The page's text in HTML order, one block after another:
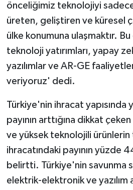
önceliğimiz teknolojiyi
üreten, geliştiren ve küresel
ülke konumuna ulaşmaktır.
teknoloji yatırımları, yapay
yazılımlar ve AR-GE
veriyoruz' dedi.
Türkiye'nin ihracat yapısında
payının arttığına dikkat
ve yüksek teknolojili ürünlerin
ihracatındaki payının yüzde
belirtti. Türkiye'nin savunma
elektrik-elektronik ve yazılım